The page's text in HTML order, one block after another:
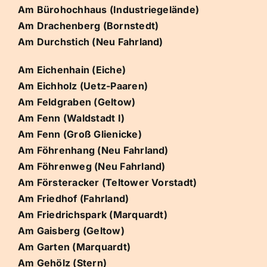
Am Bürohochhaus (Industriegelände)
Am Drachenberg (Bornstedt)
Am Durchstich (Neu Fahrland)
Am Eichenhain (Eiche)
Am Eichholz (Uetz-Paaren)
Am Feldgraben (Geltow)
Am Fenn (Waldstadt I)
Am Fenn (Groß Glienicke)
Am Föhrenhang (Neu Fahrland)
Am Föhrenweg (Neu Fahrland)
Am Försteracker (Teltower Vorstadt)
Am Friedhof (Fahrland)
Am Friedrichspark (Marquardt)
Am Gaisberg (Geltow)
Am Garten (Marquardt)
Am Gehölz (Stern)